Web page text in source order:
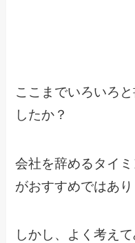
ここまでいろいろ
したか？
会社を辞めるタイ
がおすすめではあり
しかし、よく考え